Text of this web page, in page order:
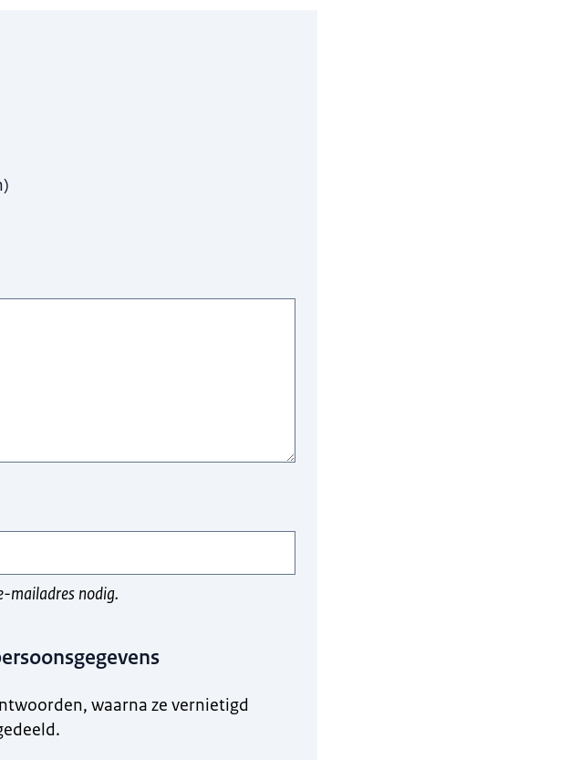
mailadres nodig.
waarna ze vernietigd